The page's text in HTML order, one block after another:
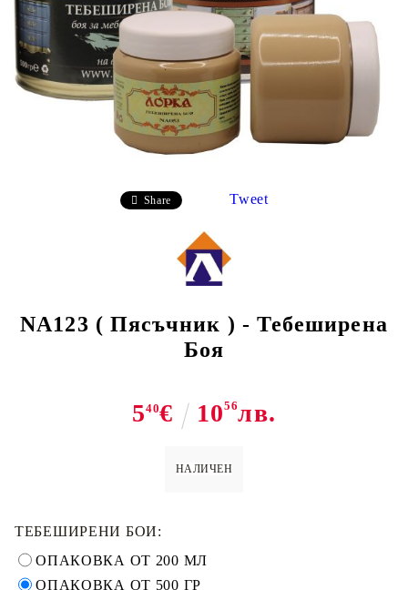
Share Tweet
NA123 ( Пясъчник ) - Тебеширена
Боя
540€ 1056лв.
НАЛИЧЕН
ТЕБЕШИРЕНИ БОИ:
ОПАКОВКА ОТ 200 МЛ
ОПАКОВКА ОТ 500 ГР